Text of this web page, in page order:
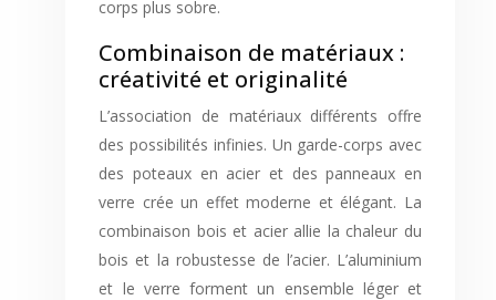
corps plus sobre.
Combinaison de matériaux :
créativité et originalité
L’association de matériaux différents offre
des possibilités infinies. Un garde-corps avec
des poteaux en acier et des panneaux en
verre crée un effet moderne et élégant. La
combinaison bois et acier allie la chaleur du
bois et la robustesse de l’acier. L’aluminium
et le verre forment un ensemble léger et